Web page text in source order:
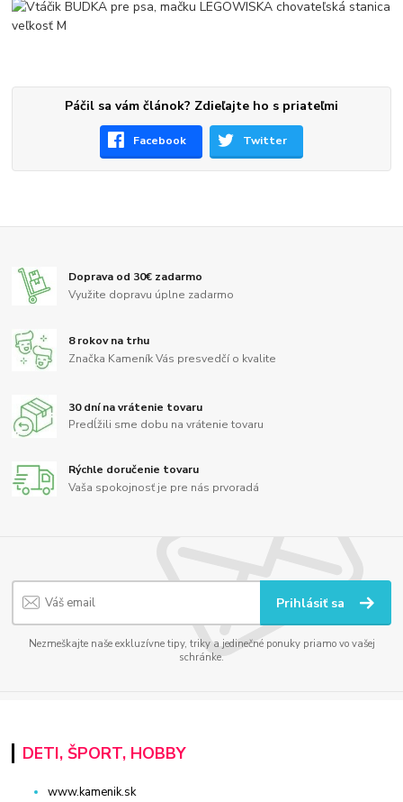
Páčil sa vám článok? Zdieľajte ho s priateľmi
Facebook Twitter
Doprava od 30€ zadarmo
Využite dopravu úplne zadarmo
8 rokov na trhu
Značka Kameník Vás presvedčí o kvalite
30 dní na vrátenie tovaru
Predĺžili sme dobu na vrátenie tovaru
Rýchle doručenie tovaru
Vaša spokojnosť je pre nás prvoradá
Prihlásiť sa
Nezmeškajte naše exkluzívne tipy, triky a jedinečné ponuky priamo vo vašej
schránke.
DETI, ŠPORT, HOBBY
www.kamenik.sk